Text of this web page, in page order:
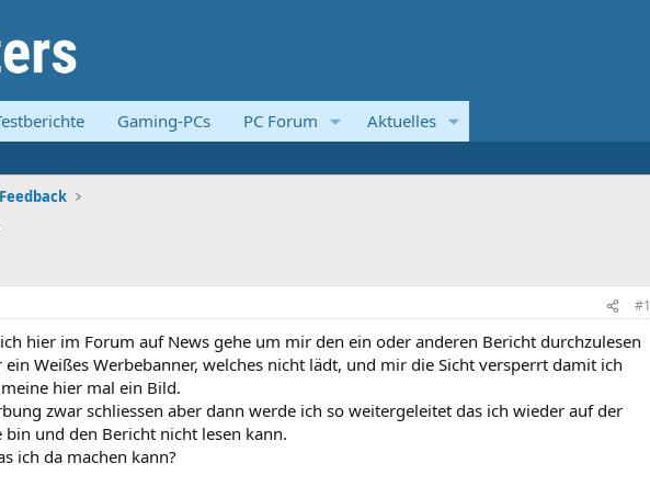
Gaming-PCs PC Forum Aktuelles
#1
hier im Forum auf News gehe um mir den ein oder anderen Bericht durchzulesen
Weißes Werbebanner, welches nicht lädt, und mir die Sicht versperrt damit ich
hier mal ein Bild.
zwar schliessen aber dann werde ich so weitergeleitet das ich wieder auf der
bin und den Bericht nicht lesen kann.
ich da machen kann?